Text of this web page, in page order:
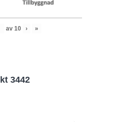
av 10 › »
3442